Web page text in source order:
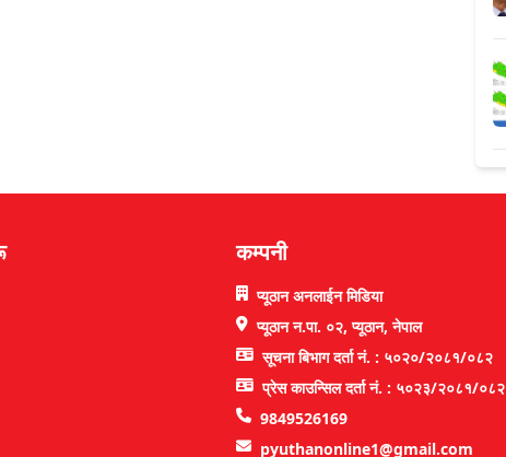
कम्पनी
प्यूठान अनलाईन मिडिया
प्यूठान न.पा. ०२, प्यूठान, नेपाल
सूचना बिभाग दर्ता नं. : ५०२०/२०८१/०८२
प्रेस काउन्सिल दर्ता नं. : ५०२३/२०८१/०८२
9849526169
pyuthanonline1@gmail.com